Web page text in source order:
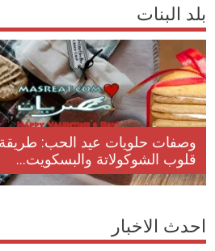
بلد البنات
وصفات حلويات عيد الحب:
قلوب الشوكولاتة والبسكويت...
احدث الاخبار